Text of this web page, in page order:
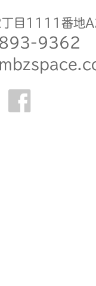
丁目1111番地
9362